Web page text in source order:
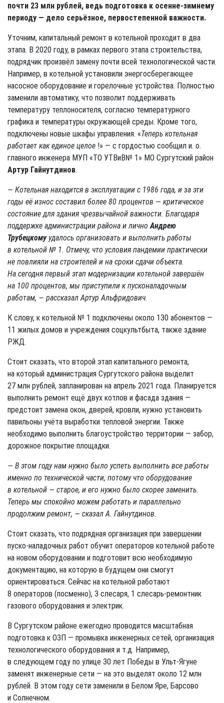
почти 23 млн рублей, ведь подготовка к осенне-зимнему
периоду — дело серьёзное, первостепенной важности.
Уточним, капитальный ремонт в котельной проходит в два
этапа. В 2020 году, в рамках первого этапа строительства,
подрядчик произвёл замену почти всей технологической части.
Например, в котельной установили энергосберегающее
насосное оборудование и горелочные устройства. Полностью
заменили автоматику, что позволит поддерживать
температуру теплоносителя, согласно температурного
графика и температуры окружающей среды. Кроме того,
подключены новые шкафы управления. «Теперь котельная
работает как единое целое !» — с гордостью сообщил и. о.
главного инженера МУП «ТО УТВиВ№ 1» МО Сургутский район
Артур Гайнутдинов.
— Котельная находится в эксплуатации с 1986 года, и за эти
годы её износ составил более 80 процентов — критическое
состояние для здания чрезвычайной важности. Благодаря
поддержке администрации района и лично Андрею
Трубецкому удалось организовать и выполнить работы
в котельной № 1. Отмечу, что условия пандемии практически
не повлияли на строителей и на сроки сдачи объекта.
На сегодня первый этап модернизации котельной завершён
на 100 процентов, мы приступили к пусконаладочным
работам, — рассказал Артур Альфридович.
К слову, к котельной № 1 подключены около 130 абонентов —
11 жилых домов и учреждения соцкультбыта, также здание
РЖД.
Стоит сказать, что второй этап капитального ремонта,
на который администрация Сургутского района выделит
27 млн рублей, запланирован на апрель 2021 года. Планируется
выполнить ремонт ещё двух котлов и фасада здания —
предстоит замена окон, дверей, кровли, нужно установить
павильоны учёта выработки тепловой энергии. Также
необходимо выполнить благоустройство территории — забор,
дорожное покрытие площадки.
— В этом году нам нужно было успеть выполнить все работы
именно по технической части, потому что оборудование
в котельной — старое, и его нужно было скорее заменить.
Теперь мы спокойно можем работать и параллельно
продолжим ремонт, — сказал А. Гайнутдинов.
Стоит сказать, что подрядная организация при завершении
пуско-наладочных работ обучит операторов котельной работе
на новом оборудовании и подготовит всю необходимую
документацию, на которую в будущем они смогут
ориентироваться. Сейчас на котельной работают
8 операторов (посменно), 3 слесаря, 1 слесарь-ремонтник
газового оборудования и электрик.
В Сургутском районе ежегодно проводится масштабная
подготовка к ОЗП — промывка инженерных сетей, организация
технологического оборудования и т.д. Например,
в следующем году по улице 30 лет Победы в Ульт-Ягуне
заменят инженерные сети — на это выделят около 12 млн
рублей. В этом году сети заменили в Белом Яре, Барсово
и Солнечном.